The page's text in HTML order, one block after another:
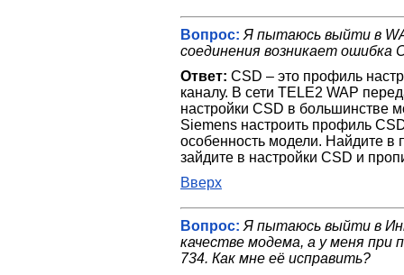
Вопрос: Я пытаюсь выйти в
соединения возникает ошибка
Ответ: CSD – это профиль
каналу. В сети TELE2 WAP
настройки CSD в большинстве
Siemens настроить профиль
особенность модели. Найдите
зайдите в настройки CSD и
Вверх
Вопрос: Я пытаюсь выйти в
качестве модема, а у меня при
734. Как мне её исправить?